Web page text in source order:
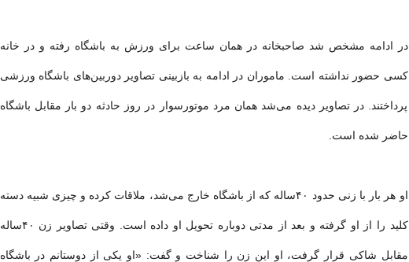
در ادامه مشخص شد صاحبخانه در همان ساعت برای ورزش به باشگاه رفته و در خانه
کسی حضور نداشته است. ماموران در ادامه به بازبینی تصاویر دوربین‌های باشگاه ورزشی
پرداختند. در تصاویر دیده می‌شد همان مرد موتورسوار در روز حادثه دو بار مقابل باشگاه
حاضر شده است.
او هر بار با زنی حدود ۴۰ساله که از باشگاه خارج می‌شد، ملاقات کرده و چیزی شبیه دسته
کلید را از او گرفته و بعد از مدتی دوباره تحویل او داده است. وقتی تصاویر زن ۴۰ساله
مقابل شاکی قرار گرفت، او این زن را شناخت و گفت: «او یکی از دوستانم در باشگاه